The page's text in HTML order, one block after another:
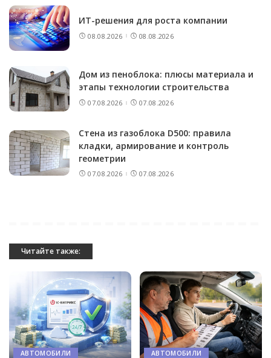
ИТ-решения для роста компании
08.08.2026 08.08.2026
Дом из пеноблока: плюсы материала и
этапы технологии строительства
07.08.2026 07.08.2026
Стена из газоблока D500: правила
кладки, армирование и контроль
геометрии
07.08.2026 07.08.2026
Читайте также:
АВТОМОБИЛИ АВТОМОБИЛИ